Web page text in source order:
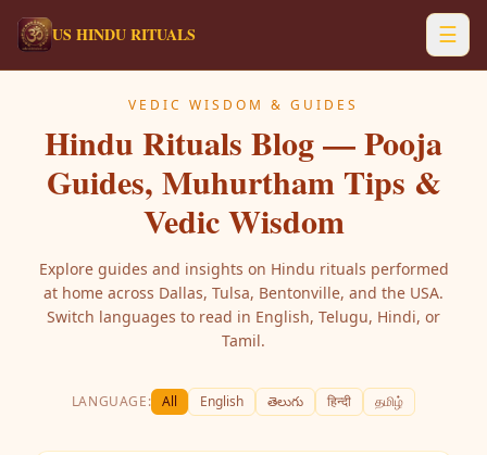
US HINDU RITUALS ☰
VEDIC WISDOM & GUIDES
Hindu Rituals Blog — Pooja
Guides, Muhurtham Tips &
Vedic Wisdom
Explore guides and insights on Hindu rituals performed
at home across Dallas, Tulsa, Bentonville, and the USA.
Switch languages to read in English, Telugu, Hindi, or
Tamil.
LANGUAGE: All English తెలుగు हिन्दी தமிழ்